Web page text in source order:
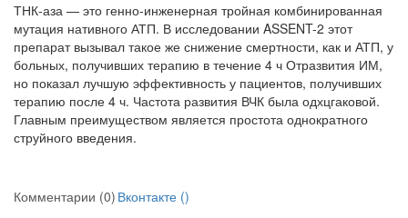
ТНК-аза — это генно-инженерная тройная комбинированная
мутация нативного АТП. В исследовании ASSENT-2 этот
препарат вызывал такое же снижение смертности, как и АТП, у
больных, получивших терапию в тече­ние 4 ч Отразвития ИМ,
но показал лучшую эффективность у пациентов, полу­чивших
терапию после 4 ч. Частота развития ВЧК была одхцгаковой.
Главным преимуществом является простота однократного
струйного введения.
Комментарии (0) Вконтакте ()